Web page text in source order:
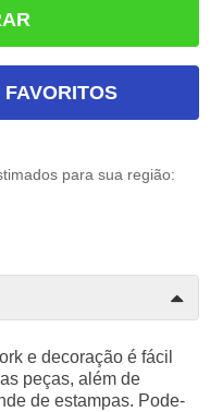
para sua região:
e decoração é fácil
peças, além de
de estampas. Pode-